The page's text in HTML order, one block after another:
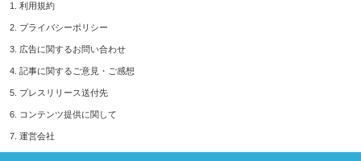
1. 利用規約
2. プライバシーポリシー
3. 広告に関するお問い合わせ
4. 記事に関するご意見・ご感想
5. プレスリリース送付先
6. コンテンツ提供に関して
7. 運営会社